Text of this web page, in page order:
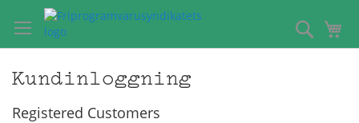
Hoppa
till
innehållet
Sök
Kundinloggning
Registered Customers